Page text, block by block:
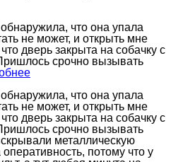
что она упала
не может, и открыть мне
дверь закрыта на собачку с
срочно вызывать
что она упала
не может, и открыть мне
дверь закрыта на собачку с
срочно вызывать
металлическую
потому что у